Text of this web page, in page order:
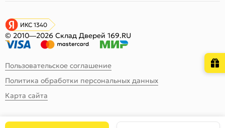
ИКС 1340
© 2010—2026 Склад Дверей 169.RU
Пользовательское соглашение
Политика обработки персональных данных
Карта сайта